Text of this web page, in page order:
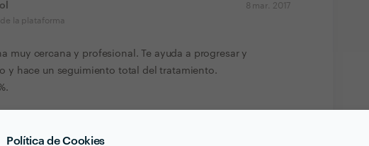
Política de Cookies
la plataforma
8 mar. 2017
muy cercana y profesional. Te ayuda a progresar y
y hace un seguimiento total del tratamiento.